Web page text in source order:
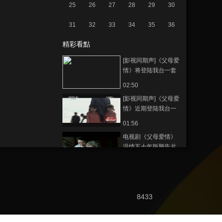
25 26 27 28 29 30
31 32 33 34 35 36
精彩看點
[影视同期声]《父母爱
情》将登陆我台一套
02:50
[影视同期声]《父母爱
情》近期登陆我台一
01:56
电视剧《父母爱情》
温情五十年版预告片
46:40
电视剧《父母爱情》
8433